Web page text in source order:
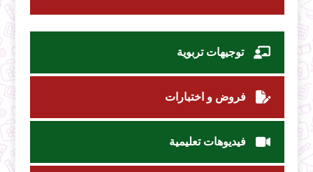
توجيهات تربوية
فروض و اختبارات
فيديوهات تعليمية